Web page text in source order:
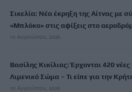
Σικελία: Νέα έκρηξη της Αίτνας με
«Μπλόκο» στις αφίξεις στο
10 Αυγούστου, 2026
Βασίλης Κικίλιας: Έρχονται 420
Λιμενικό Σώμα – Τι είπε για την
10 Αυγούστου, 2026